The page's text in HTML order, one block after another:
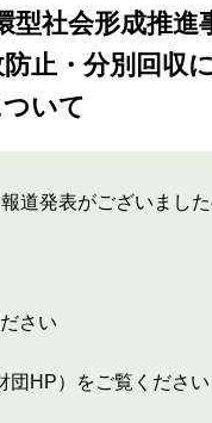
型社会形成推
止・分別回収
いて
道発表がございまし
さい
団HP）をご覧ください